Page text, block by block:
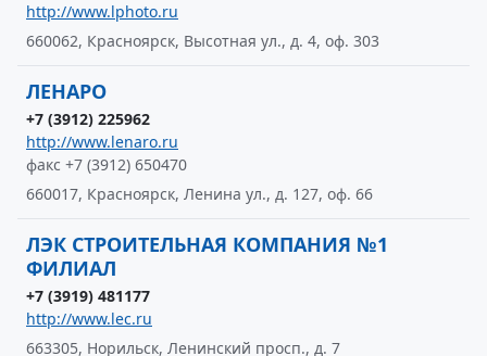
http://www.lphoto.ru
660062, Красноярск, Высотная ул., д. 4, оф. 303
ЛЕНАРО
+7 (3912) 225962
http://www.lenaro.ru
факс +7 (3912) 650470
660017, Красноярск, Ленина ул., д. 127, оф. 66
ЛЭК СТРОИТЕЛЬНАЯ КОМПАНИЯ №1
ФИЛИАЛ
+7 (3919) 481177
http://www.lec.ru
663305, Норильск, Ленинский просп., д. 7